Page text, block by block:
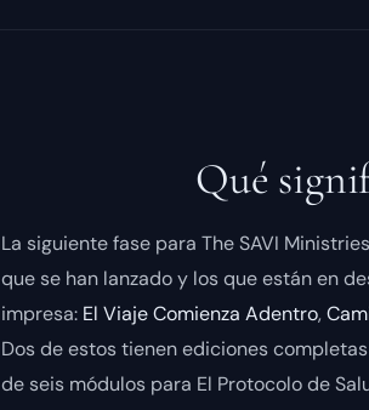
Qué
La siguiente fase para The SAVI
que se han lanzado y los que están en
impresa: El Viaje Comienza Adentro,
Dos de estos tienen ediciones
de seis módulos para El Protocolo de